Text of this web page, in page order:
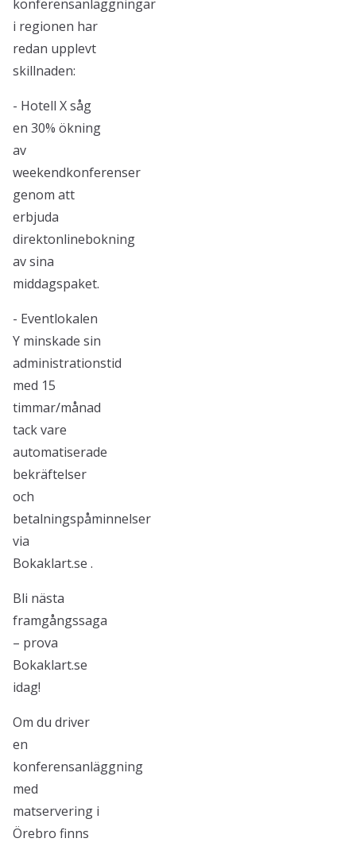
konferensanläggningar
i regionen har
redan upplevt
skillnaden:
- Hotell X såg
en 30% ökning
av
weekendkonferenser
genom att
erbjuda
direktonlinebokning
av sina
middagspaket.
- Eventlokalen
Y minskade sin
administrationstid
med 15
timmar/månad
tack vare
automatiserade
bekräftelser
och
betalningspåminnelser
via
Bokaklart.se .
Bli nästa
framgångssaga
– prova
Bokaklart.se
idag!
Om du driver
en
konferensanläggning
med
matservering i
Örebro finns